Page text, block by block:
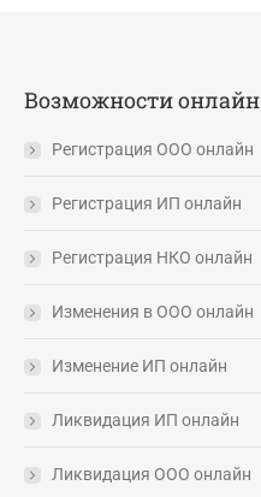
Возможности онлайн
Регистрация ООО онлайн
Регистрация ИП онлайн
Регистрация НКО онлайн
Изменения в ООО онлайн
Изменение ИП онлайн
Ликвидация ИП онлайн
Ликвидация ООО онлайн